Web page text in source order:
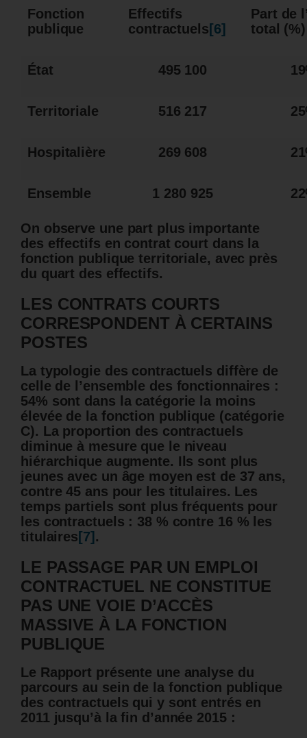
Fonction
publique
Effectifs
contractuels [6]
Part de
total (%)
État 495 100
Territoriale 516 217
Hospitalière 269 608
Ensemble 1 280 925
On observe une part plus importante
des effectifs en contrat court dans la
fonction publique territoriale, avec près
du quart des effectifs.
LES CONTRATS COURTS
CORRESPONDENT À CERTAINS
POSTES
La typologie des contractuels diffère de
celle de l’ensemble des fonctionnaires :
54% sont dans la catégorie la moins
élevée de la fonction publique (catégorie
C). La proportion des contractuels
diminue à mesure que le niveau
hiérarchique augmente. Ils sont plus
jeunes avec un âge moyen est de 37 ans,
contre 45 ans pour les titulaires. Les
temps partiels sont plus fréquents pour
les contractuels : 38 % contre 16 % les
titulaires [7] .
LE PASSAGE PAR UN EMPLOI
CONTRACTUEL NE CONSTITUE
PAS UNE VOIE D’ACCÈS
MASSIVE À LA FONCTION
PUBLIQUE
Le Rapport présente une analyse du
parcours au sein de la fonction publique
des contractuels qui y sont entrés en
2011 jusqu’à la fin d’année 2015 :